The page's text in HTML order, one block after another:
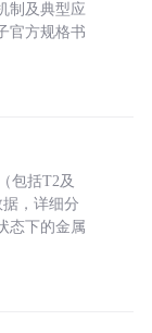
制及典型应
官方规格书
包括T2及
据，详细分
态下的金属